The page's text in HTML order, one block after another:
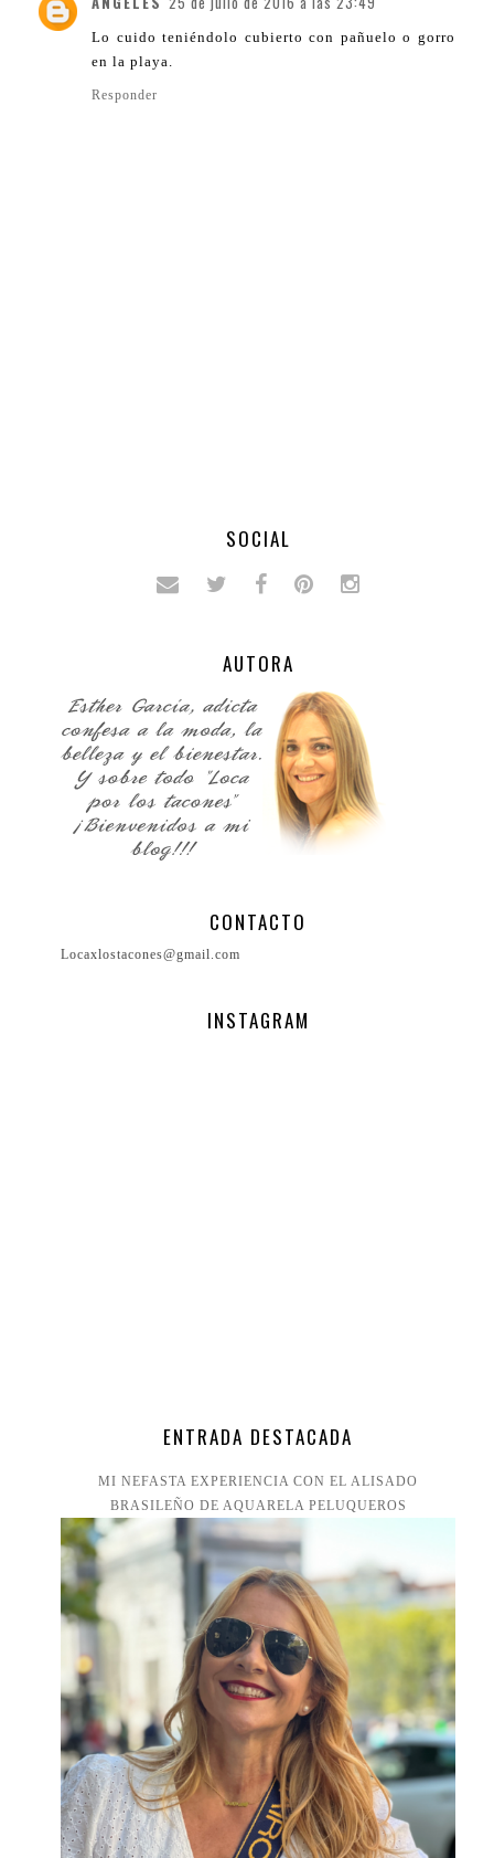
Lo cuido teniéndolo cubierto con pañuelo o gorro
en la playa.
Responder
SOCIAL
AUTORA
CONTACTO
Locaxlostacones@gmail.com
INSTAGRAM
ENTRADA DESTACADA
MI NEFASTA EXPERIENCIA CON EL ALISADO
BRASILEÑO DE AQUARELA PELUQUEROS